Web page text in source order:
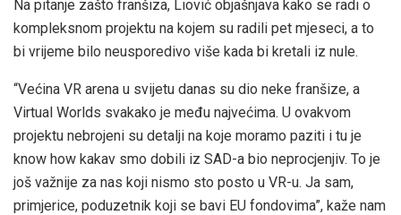
Na pitanje zašto franšiza, Liović objašnjava kako se radi o
kompleksnom projektu na kojem su radili pet mjeseci, a to
bi vrijeme bilo neusporedivo više kada bi kretali iz nule.
“Većina VR arena u svijetu danas su dio neke franšize, a
Virtual Worlds svakako je među najvećima. U ovakvom
projektu nebrojeni su detalji na koje moramo paziti i tu je
know how kakav smo dobili iz SAD-a bio neprocjenjiv. To je
još važnije za nas koji nismo sto posto u VR-u. Ja sam,
primjerice, poduzetnik koji se bavi EU fondovima”, kaže nam